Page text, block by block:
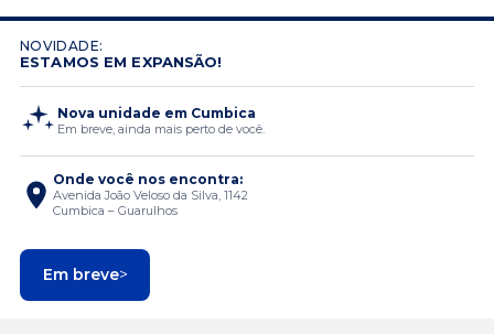
NOVIDADE:
ESTAMOS EM EXPANSÃO!
Nova unidade em Cumbica
Em breve, ainda mais perto de você.
Onde você nos encontra:
Avenida João Veloso da Silva, 1142
Cumbica – Guarulhos
Em breve>